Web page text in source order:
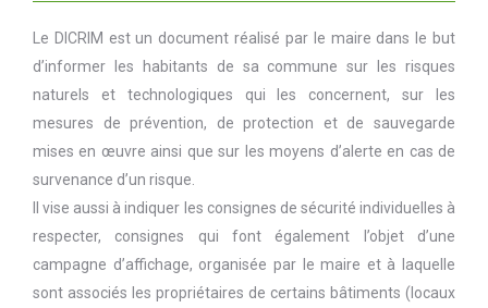
Le DICRIM est un document réalisé par le maire dans le but
d’informer les habitants de sa commune sur les risques
naturels et technologiques qui les concernent, sur les
mesures de prévention, de protection et de sauvegarde
mises en œuvre ainsi que sur les moyens d’alerte en cas de
survenance d’un risque.
Il vise aussi à indiquer les consignes de sécurité individuelles à
respecter, consignes qui font également l’objet d’une
campagne d’affichage, organisée par le maire et à laquelle
sont associés les propriétaires de certains bâtiments (locaux